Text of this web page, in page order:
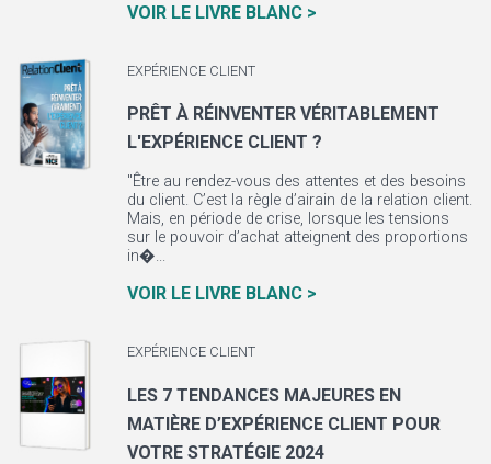
VOIR LE LIVRE BLANC >
EXPÉRIENCE CLIENT
PRÊT À RÉINVENTER VÉRITABLEMENT
L'EXPÉRIENCE CLIENT ?
"Être au rendez-vous des attentes et des besoins
du client. C’est la règle d’airain de la relation client.
Mais, en période de crise, lorsque les tensions
sur le pouvoir d’achat atteignent des proportions
in�...
VOIR LE LIVRE BLANC >
EXPÉRIENCE CLIENT
LES 7 TENDANCES MAJEURES EN
MATIÈRE D’EXPÉRIENCE CLIENT POUR
VOTRE STRATÉGIE 2024